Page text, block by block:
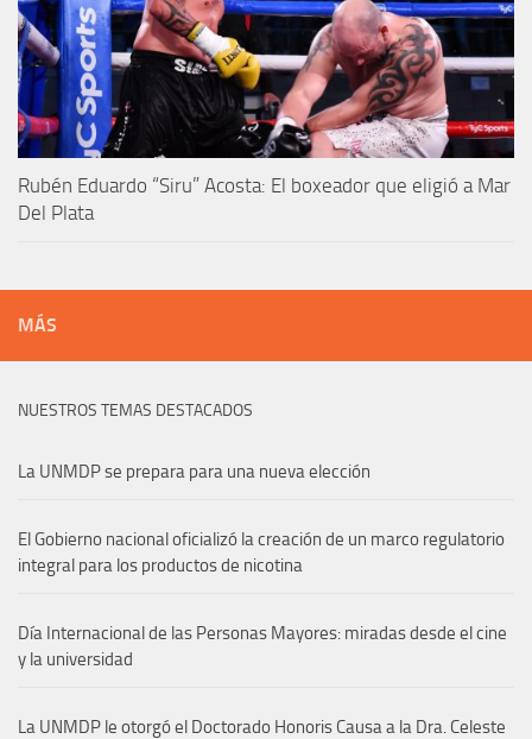
Rubén Eduardo “Siru” Acosta: El boxeador que eligió a Mar
Del Plata
MÁS
NUESTROS TEMAS DESTACADOS
La UNMDP se prepara para una nueva elección
El Gobierno nacional oficializó la creación de un marco regulatorio
integral para los productos de nicotina
Día Internacional de las Personas Mayores: miradas desde el cine
y la universidad
La UNMDP le otorgó el Doctorado Honoris Causa a la Dra. Celeste